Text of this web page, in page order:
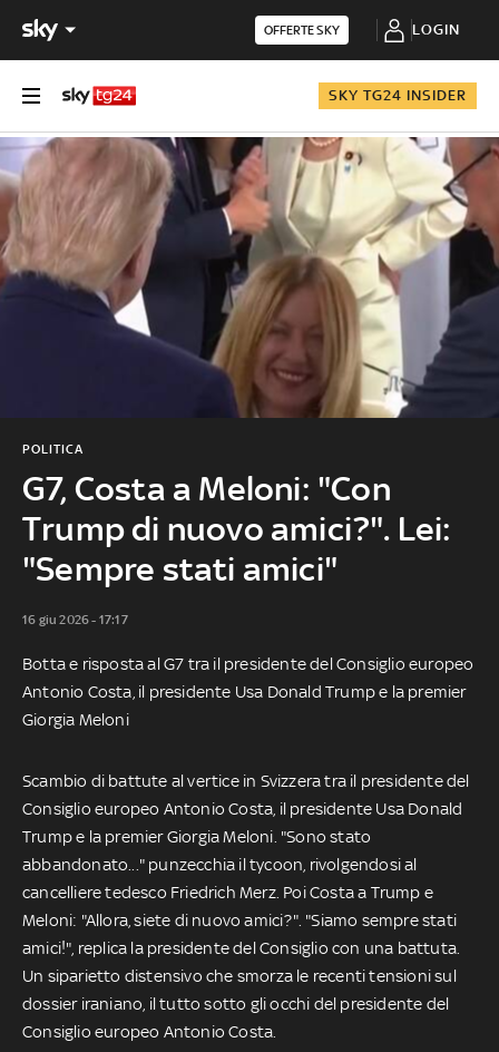
OFFERTE SKY LOGIN
SKY TG24 INSIDER
G7, Costa a Meloni: "Con
Trump di nuovo amici?". Lei:
"Sempre stati amici"
POLITICA
16 giu 2026 - 17:17
Botta e risposta al G7 tra il presidente del Consiglio europeo
Antonio Costa, il presidente Usa Donald Trump e la premier
Giorgia Meloni
Scambio di battute al vertice in Svizzera tra il presidente del
Consiglio europeo Antonio Costa, il presidente Usa Donald
Trump e la premier Giorgia Meloni. "Sono stato
abbandonato..." punzecchia il tycoon, rivolgendosi al
cancelliere tedesco Friedrich Merz. Poi Costa a Trump e
Meloni: "Allora, siete di nuovo amici?". "Siamo sempre stati
amici!", replica la presidente del Consiglio con una battuta.
Un siparietto distensivo che smorza le recenti tensioni sul
dossier iraniano, il tutto sotto gli occhi del presidente del
Consiglio europeo Antonio Costa.